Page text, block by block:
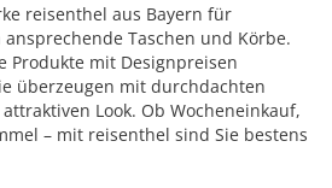
reisenthel aus Bayern für
Taschen und Körbe.
Produkte mit Designpreisen
überzeugen mit durchdachten
Look. Ob Wocheneinkauf,
– mit reisenthel sind Sie bestens